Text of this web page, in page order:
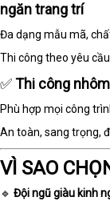
ngăn trang trí
Đa dạng mẫu mã,
Thi công theo yêu
✅Thi công
Phù hợp mọi công
An toàn, sang trọng,
VÌ SAO
🔹 Đội ngũ giàu kinh